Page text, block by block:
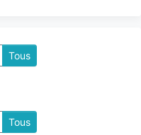
Tous
Tous